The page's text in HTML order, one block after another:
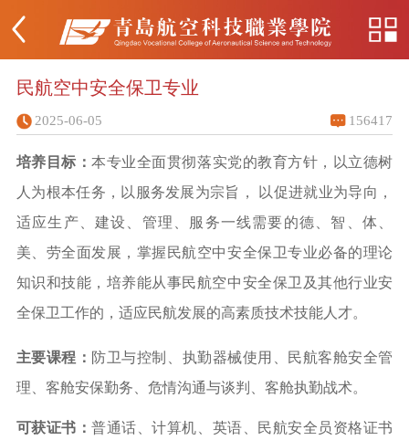
民航空中安全保卫专业
2025-06-05 156417
培养目标：本专业全面贯彻落实党的教育方针，以立德树
人为根本任务，以服务发展为宗旨，
以促进就业为导向，
适应生产、建设、管理、服务一线需要的德、智、体、
美、劳全面发展，掌握民航空中安全保卫专业必备的理论
知识和技能，培养能从事民航空中安全保卫及其他行业安
全保卫工作的，适应民航发展的高素质技术技能人才。
主要课程： 防卫与控制 、执勤器械使用
、民航客舱安全管
理 、客舱安保勤务 、危情沟通与谈判 、客舱执勤战术。
可获证书：普通话、计算机、英语、
民航安全员资格证书